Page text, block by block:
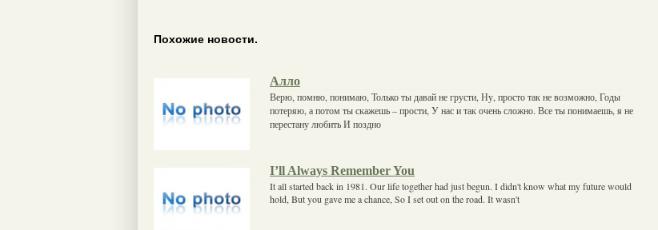
Похожие новости.
Алло
Верю, помню, понимаю, Только ты давай не грусти, Ну, просто так не возможно, Годы
потеряю, а потом ты скажешь – прости, У нас и так очень сложно. Все ты понимаешь, я не
перестану любить И поздно
I’ll Always Remember You
It all started back in 1981. Our life together had just begun. I didn't know what my future would
hold, But you gave me a chance, So I set out on the road. It wasn't